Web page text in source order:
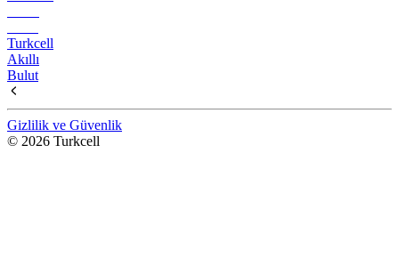
Turkcell
Akıllı
Bulut
Gizlilik ve Güvenlik
© 2026 Turkcell